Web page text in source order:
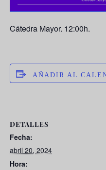
Cátedra Mayor. 12:00h.
AÑADIR AL
DETALLES
Fecha:
abril 20, 2024
Hora: